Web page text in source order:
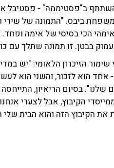
ב"פסטיממה" - פסטיבל
ביבס. "התמונה של שירי
הכי בסיסי של אימה ופחד.
בבטן. זו תמונה שתלך עם
שימור הזיכרון הלאומי: "יש
הוא לזכור, והשני הוא
שלנו". בסיום הריאיון,
הקיבוץ, אבל לצערי
את הקיבוץ הזה והוא הבית